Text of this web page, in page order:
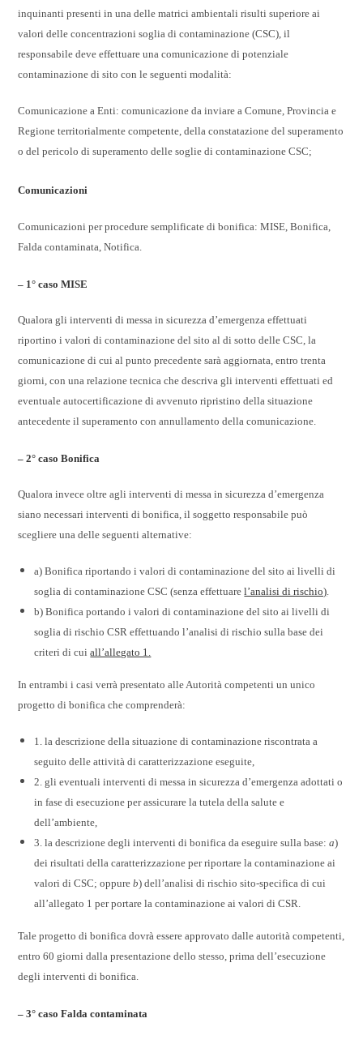
inquinanti presenti in una delle matrici ambientali risulti superiore ai
valori delle concentrazioni soglia di contaminazione (CSC), il
responsabile deve effettuare una comunicazione di potenziale
contaminazione di sito con le seguenti modalità:
Comunicazione a Enti: comunicazione da inviare a Comune, Provincia e
Regione territorialmente competente, della constatazione del superamento
o del pericolo di superamento delle soglie di contaminazione CSC;
Comunicazioni
Comunicazioni per procedure semplificate di bonifica: MISE, Bonifica,
Falda contaminata, Notifica.
– 1° caso MISE
Qualora gli interventi di messa in sicurezza d’emergenza effettuati
riportino i valori di contaminazione del sito al di sotto delle CSC, la
comunicazione di cui al punto precedente sarà aggiornata, entro trenta
giorni, con una relazione tecnica che descriva gli interventi effettuati ed
eventuale autocertificazione di avvenuto ripristino della situazione
antecedente il superamento con annullamento della comunicazione.
– 2° caso Bonifica
Qualora invece oltre agli interventi di messa in sicurezza d’emergenza
siano necessari interventi di bonifica, il soggetto responsabile può
scegliere una delle seguenti alternative:
a) Bonifica riportando i valori di contaminazione del sito ai livelli di
soglia di contaminazione CSC (senza effettuarel’analisi di rischio).
b) Bonifica portando i valori di contaminazione del sito ai livelli di
soglia di rischio CSR effettuando l’analisi di rischio sulla base dei
criteri di cuiall’allegato 1.
In entrambi i casi verrà presentato alle Autorità competenti un unico
progetto di bonifica che comprenderà:
1. la descrizione della situazione di contaminazione riscontrata a
seguito delle attività di caratterizzazione eseguite,
2. gli eventuali interventi di messa in sicurezza d’emergenza adottati o
in fase di esecuzione per assicurare la tutela della salute e
dell’ambiente,
3. la descrizione degli interventi di bonifica da eseguire sulla base:a)
dei risultati della caratterizzazione per riportare la contaminazione ai
valori di CSC;oppureb) dell’analisi di rischio sito-specifica di cui
all’allegato 1 per portare la contaminazione ai valori di CSR.
Tale progetto di bonifica dovrà essere approvato dalle autorità competenti,
entro 60 giorni dalla presentazione dello stesso, prima dell’esecuzione
degli interventi di bonifica.
– 3° caso Falda contaminata